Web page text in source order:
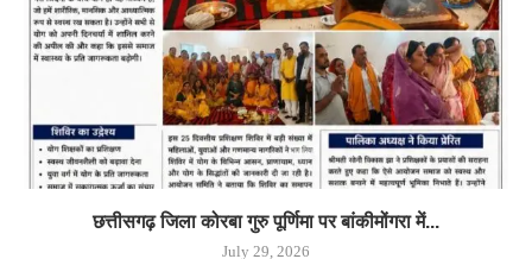
छत्तीसगढ़ जिला कोरबा गुरु पूर्णिमा पर बांकीमोंगरा में...
July 29, 2026